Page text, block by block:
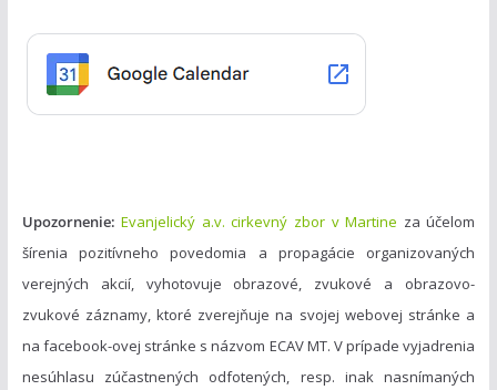
r
Upozornenie: Evanjelický a.v. cirkevný zbor v Martine za účelom
šírenia pozitívneho povedomia a propagácie organizovaných
verejných akcií, vyhotovuje obrazové, zvukové a obrazovo-
zvukové záznamy, ktoré zverejňuje na svojej webovej stránke a
na facebook-ovej stránke s názvom ECAV MT. V prípade vyjadrenia
nesúhlasu zúčastnených odfotených, resp. inak nasnímaných